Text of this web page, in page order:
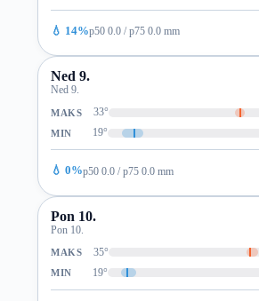
💧 14%p50 0.0 / p75 0.0 mm
Ned 9.
Ned 9.
MAKS 33°
MIN 19°
💧 0%p50 0.0 / p75 0.0 mm
Pon 10.
Pon 10.
MAKS 35°
MIN 19°